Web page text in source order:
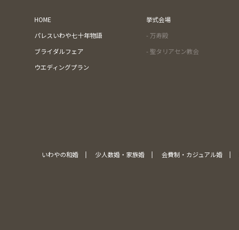
HOME
パレスいわや七十年物語
ブライダルフェア
ウエディングプラン
挙式会場
- 万寿殿
- 聖タリアセン教会
いわやの和婚 少人数婚・家族婚 会費制・カジュアル婚